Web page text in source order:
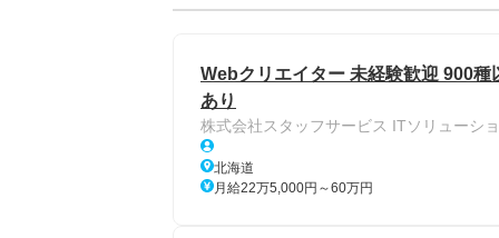
Webクリエイター 未経験歓迎 900
あり
株式会社スタッフサービス ITソリューシ
北海道
月給22万5,000円～60万円